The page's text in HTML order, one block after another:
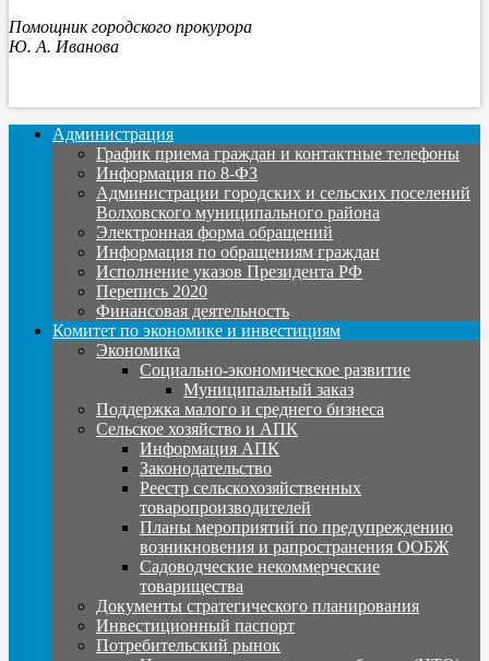
Помощник городского прокурора
Ю. А. Иванова
Администрация
График приема граждан и контактные телефоны
Информация по 8-ФЗ
Администрации городских и сельских поселений
Волховского муниципального района
Электронная форма обращений
Информация по обращениям граждан
Исполнение указов Президента РФ
Перепись 2020
Финансовая деятельность
Комитет по экономике и инвестициям
Экономика
Социально-экономическое развитие
Муниципальный заказ
Поддержка малого и среднего бизнеса
Сельское хозяйство и АПК
Информация АПК
Законодательство
Реестр сельскохозяйственных
товаропроизводителей
Планы мероприятий по предупреждению
возникновения и рапространения ООБЖ
Садоводческие некоммерческие
товарищества
Документы стратегического планирования
Инвестиционный паспорт
Потребительский рынок